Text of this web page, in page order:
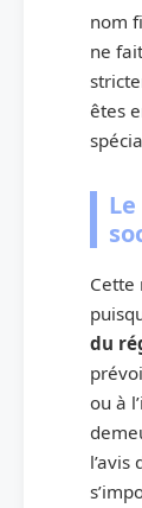
nom
ne
êtes
Cette
du
ou à